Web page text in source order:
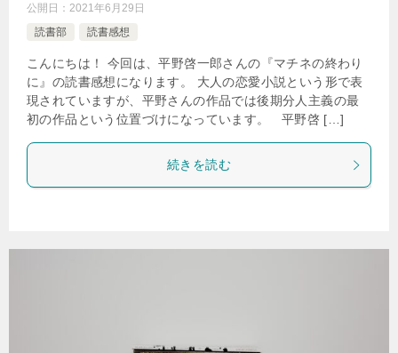
公開日： 2021年6月29日
読書部
読書感想
こんにちは！ 今回は、平野啓一郎さんの『マチネの終わり
に』の読書感想になります。 大人の恋愛小説という形で表
現されていますが、平野さんの作品では後期分人主義の最
初の作品という位置づけになっています。 平野啓 […]
続きを読む